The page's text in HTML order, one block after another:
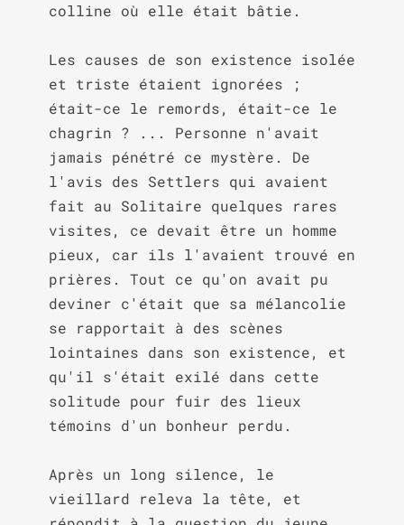
colline où elle était bâtie.
Les causes de son existence isolée
et triste étaient ignorées ;
était-ce le remords, était-ce le
chagrin ? ... Personne n'avait
jamais pénétré ce mystère. De
l'avis des Settlers qui avaient
fait au Solitaire quelques rares
visites, ce devait être un homme
pieux, car ils l'avaient trouvé en
prières. Tout ce qu'on avait pu
deviner c'était que sa mélancolie
se rapportait à des scènes
lointaines dans son existence, et
qu'il s'était exilé dans cette
solitude pour fuir des lieux
témoins d'un bonheur perdu.
Après un long silence, le
vieillard releva la tête, et